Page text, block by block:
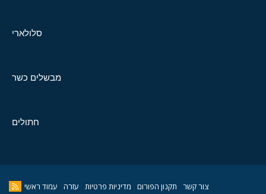
סלולארי
מבשלים כשר
חתולים
צור קשר תקנון הפורום מדיניות פרטיות עזרה עמוד ראשי